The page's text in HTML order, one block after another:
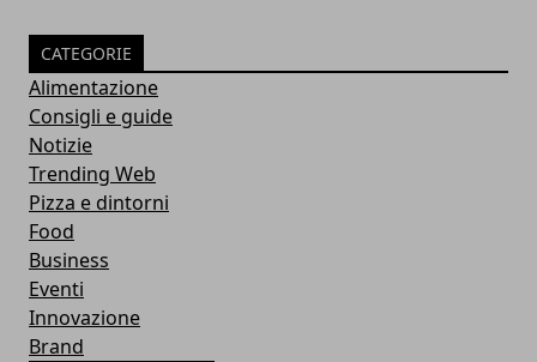
CATEGORIE
Alimentazione
Consigli e guide
Notizie
Trending Web
Pizza e dintorni
Food
Business
Eventi
Innovazione
Brand